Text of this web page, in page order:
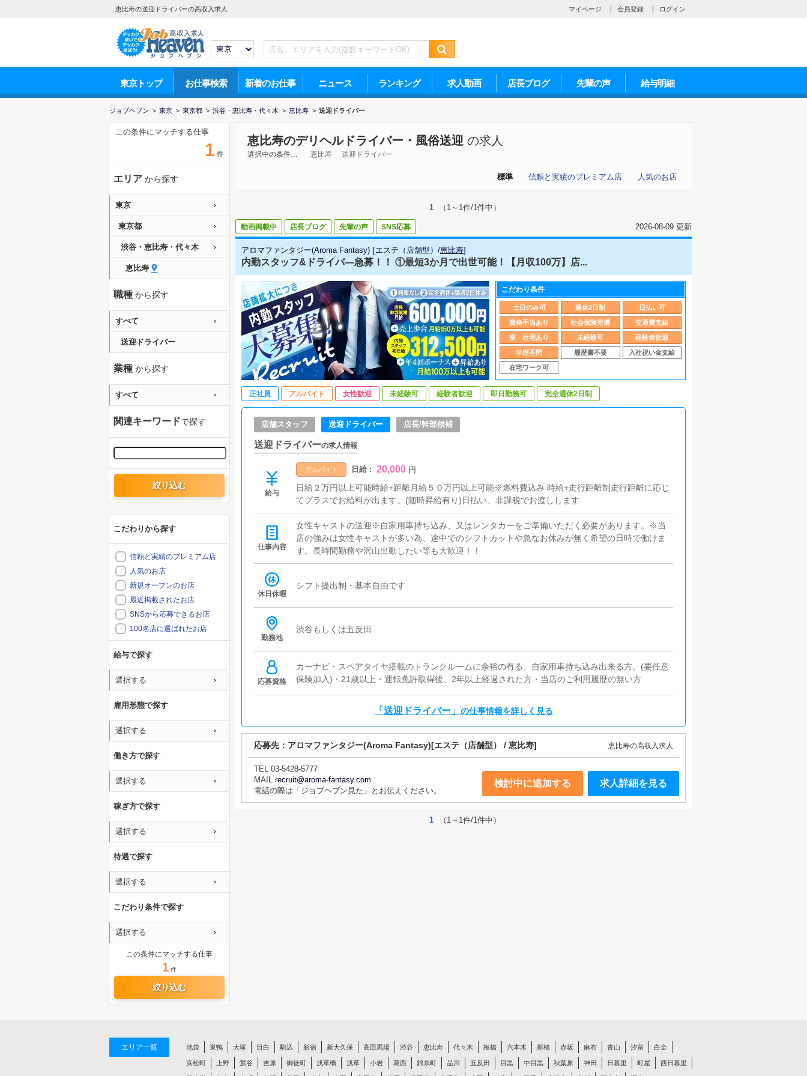
恵比寿の送迎ドライバーの高収入求人 マイページ 会員登録 ログイン
東京トップ お仕事検索 新着のお仕事 ニュース ランキング 求人動画 店長ブログ 先輩の声 給与明細
ジョブヘブン > 東京 > 東京都 > 渋谷・恵比寿・代々木 > 恵比寿 > 送迎ドライバー
恵比寿のデリヘルドライバー・風俗送迎 の求人
選択中の条件… 恵比寿 送迎ドライバー
人気のお店
信頼と実績のプレミアム店
標準
1 （1～1件/1件中）
動画掲載中 店長ブログ 先輩の声 SNS応募 2026-08-09 更新
アロマファンタジー(Aroma Fantasy) [エステ（店舗型） /恵比寿]
内勤スタッフ&ドライバ―急募！！ ①最短3か月で出世可能！【月収100万】店...
こだわり条件
土日のみ可 週休2日制 日払い可
資格手当あり 社会保険完備 交通費支給
寮・社宅あり 未経験可 経験者歓迎
学歴不問 履歴書不要 入社祝い金支給
在宅ワーク可
正社員 アルバイト 女性歓迎 未経験可 経験者歓迎 即日勤務可 完全週休2日制
店舗スタッフ 送迎ドライバー 店長/幹部候補
送迎ドライバーの求人情報
給与
アルバイト 日給 : 20,000 円
日給２万円以上可能時給+距離月給５０万円以上可能※燃料費込み 時給+走行距離制走行距離に応じ
てプラスでお給料が出ます。(随時昇給有り)日払い、非課税でお渡しします
仕事内容
女性キャストの送迎※自家用車持ち込み、又はレンタカーをご準備いただく必要があります。※当
店の強みは女性キャストが多い為、途中でのシフトカットや急なお休みが無く希望の日時で働けま
す。長時間勤務や沢山出勤したい等も大歓迎！！
休日休暇
シフト提出制・基本自由です
勤務地
渋谷もしくは五反田
応募資格
カーナビ・スペアタイヤ搭載のトランクルームに余裕の有る、自家用車持ち込み出来る方。(要任意
保険加入)・21歳以上・運転免許取得後、2年以上経過された方・当店のご利用履歴の無い方
「送迎ドライバー」 の仕事情報を詳しく見る
応募先： アロマファンタジー(Aroma Fantasy)[エステ（店舗型） / 恵比寿] 恵比寿の高収入求人
TEL 03-5428-5777
MAIL recruit@aroma-fantasy.com
電話の際は「ジョブヘブン見た」とお伝えください。
検討中に追加する 求人詳細を見る
1 （1～1件/1件中）
この条件にマッチする仕事
1 件
エリア から探す
東京
東京都
渋谷・恵比寿・代々木
恵比寿
職種 から探す
すべて
送迎ドライバー
業種 から探す
すべて
関連キーワードで探す
絞り込む
こだわりから探す
信頼と実績のプレミアム店
人気のお店
新規オープンのお店
最近掲載されたお店
SNSから応募できるお店
100名店に選ばれたお店
給与で探す
選択する
雇用形態で探す
選択する
働き方で探す
選択する
稼ぎ方で探す
選択する
待遇で探す
選択する
こだわり条件で探す
選択する
この条件にマッチする仕事
1 件
絞り込む
エリア一覧 池袋 巣鴨 大塚 目白 駒込 新宿 新大久保 高田馬場 渋谷 恵比寿 代々木 板橋 六本木 新橋 赤坂 麻布 青山 汐留 白金
浜松町 上野 鶯谷 吉原 御徒町 浅草橋 浅草 小岩 葛西 錦糸町 品川 五反田 目黒 中目黒 秋葉原 神田 日暮里 町屋 西日暮里